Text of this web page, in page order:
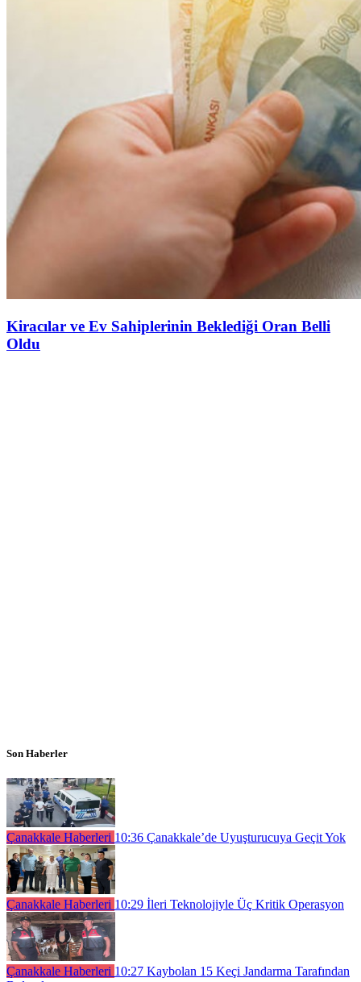
Kiracılar ve Ev Sahiplerinin Beklediği Oran Belli
Oldu
Son Haberler
Çanakkale Haberleri 10:36 Çanakkale’de Uyuşturucuya Geçit Yok
Çanakkale Haberleri 10:29 İleri Teknolojiyle Üç Kritik Operasyon
Çanakkale Haberleri 10:27 Kaybolan 15 Keçi Jandarma Tarafından